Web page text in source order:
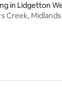
in Lidgetton
Creek,